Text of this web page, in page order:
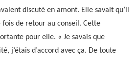
discuté en amont. Elle savait qu’il
de retour au conseil. Cette
pour elle. « Je savais que
j’étais d’accord avec ça. De toute